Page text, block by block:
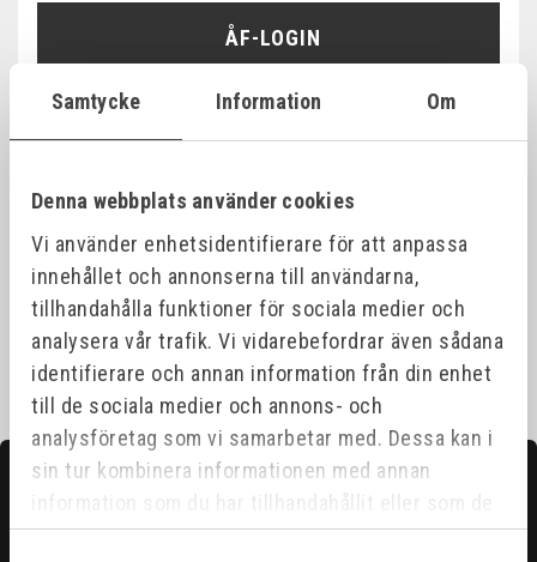
Samtycke Information Om
Denna webbplats använder cookies
Vi använder enhetsidentifierare för att anpassa
innehållet och annonserna till användarna,
tillhandahålla funktioner för sociala medier och
analysera vår trafik. Vi vidarebefordrar även sådana
identifierare och annan information från din enhet
till de sociala medier och annons- och
analysföretag som vi samarbetar med. Dessa kan i
sin tur kombinera informationen med annan
information som du har tillhandahållit eller som de
har samlat in när du har använt deras tjänster.
ÅF-LOGIN
Specifikationer
Kontakta oss
Hittar du inte det du söker?